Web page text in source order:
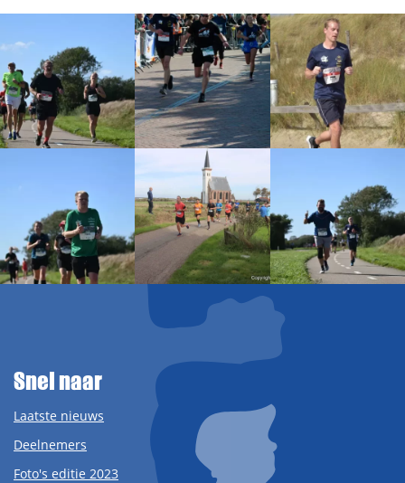
Snel naar
Laatste nieuws
Deelnemers
Foto's editie 2023